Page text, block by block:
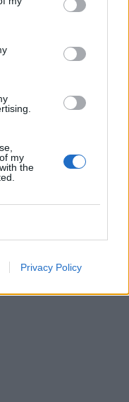
my
the
Privacy Policy
lyderiams, ypač
kaip po
subjektu?
skirti
„Kremliaus grindų
diplomatijos